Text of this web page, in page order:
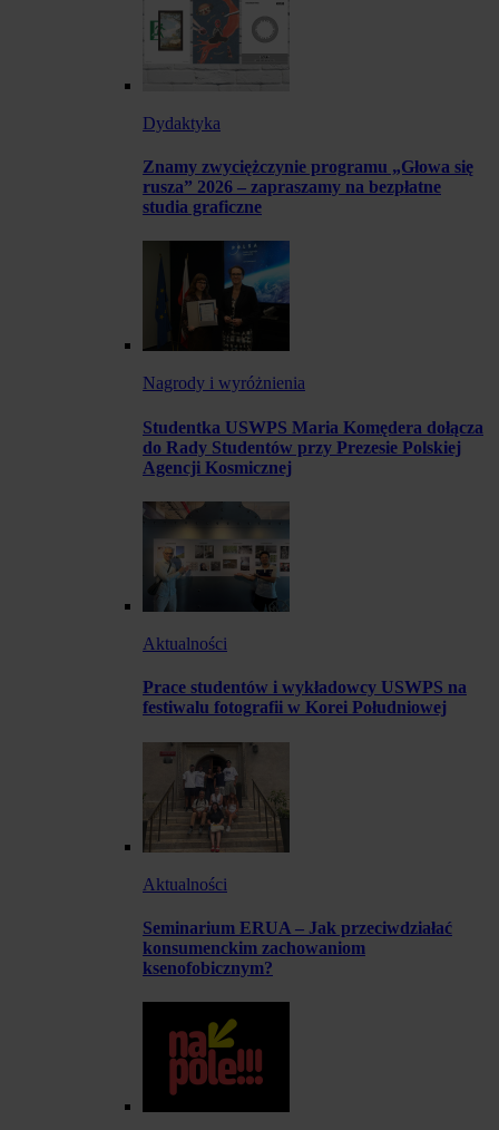
Dydaktyka
Znamy zwyciężczynie programu „Głowa się
rusza” 2026 – zapraszamy na bezpłatne
studia graficzne
Nagrody i wyróżnienia
Studentka USWPS Maria Komędera dołącza
do Rady Studentów przy Prezesie Polskiej
Agencji Kosmicznej
Aktualności
Prace studentów i wykładowcy USWPS na
festiwalu fotografii w Korei Południowej
Aktualności
Seminarium ERUA – Jak przeciwdziałać
konsumenckim zachowaniom
ksenofobicznym?